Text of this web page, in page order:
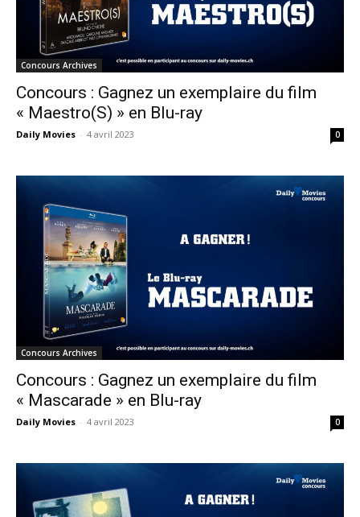
Concours Archives
Concours : Gagnez un exemplaire du film
« Maestro(S) » en Blu-ray
Daily Movies - 4 avril 2023 0
Concours Archives
Concours : Gagnez un exemplaire du film
« Mascarade » en Blu-ray
Daily Movies - 4 avril 2023 0